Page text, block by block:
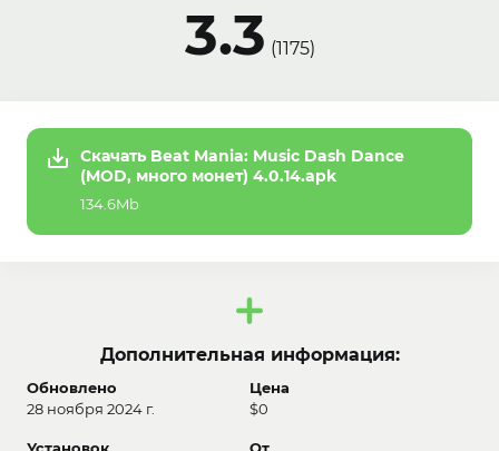
3.3 (1175)
Скачать Beat Mania: Music Dash Dance
(MOD, много монет) 4.0.14.apk
134.6Mb
Дополнительная информация:
Обновлено
28 ноября 2024 г.
Цена
$0